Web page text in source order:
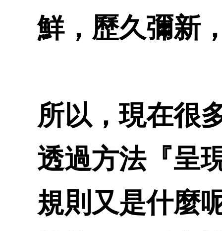
鮮，歷久彌新
所以，現在很
透過方法『呈
規則又是什麼